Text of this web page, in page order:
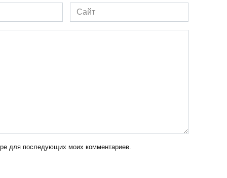
Сайт
для последующих моих комментариев.